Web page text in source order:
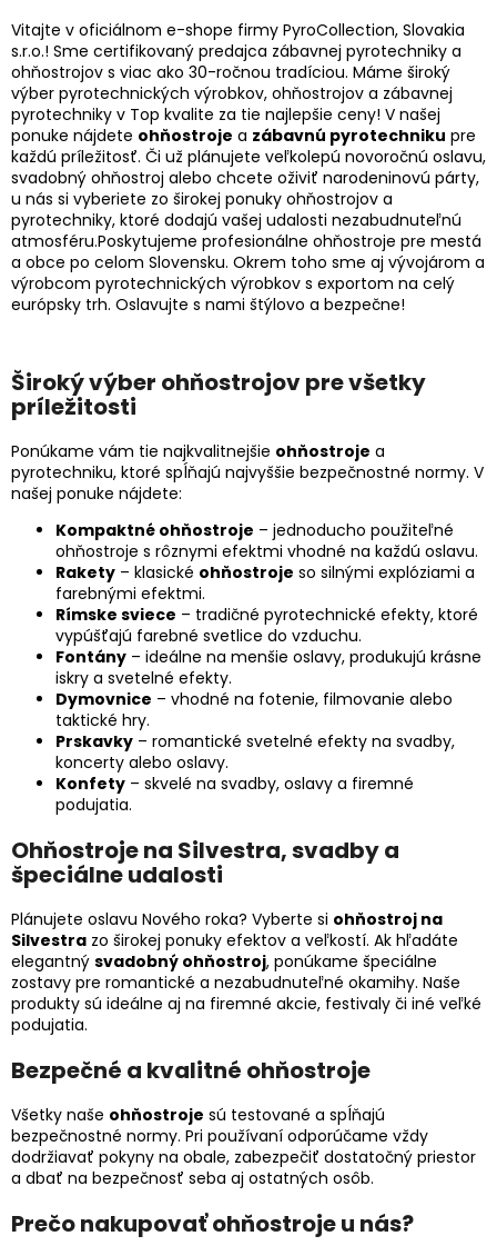
Vitajte v oficiálnom e-shope firmy PyroCollection, Slovakia
s.r.o.! Sme certifikovaný predajca zábavnej pyrotechniky a
ohňostrojov s viac ako 30-ročnou tradíciou. Máme široký
výber pyrotechnických výrobkov, ohňostrojov a zábavnej
pyrotechniky v Top kvalite za tie najlepšie ceny! V našej
ponuke nájdete ohňostroje a zábavnú pyrotechniku pre
každú príležitosť. Či už plánujete veľkolepú novoročnú oslavu,
svadobný ohňostroj alebo chcete oživiť narodeninovú párty,
u nás si vyberiete zo širokej ponuky ohňostrojov a
pyrotechniky, ktoré dodajú vašej udalosti nezabudnuteľnú
atmosféru.Poskytujeme profesionálne ohňostroje pre mestá
a obce po celom Slovensku. Okrem toho sme aj vývojárom a
výrobcom pyrotechnických výrobkov s exportom na celý
európsky trh. Oslavujte s nami štýlovo a bezpečne!
Široký výber ohňostrojov pre všetky
príležitosti
Ponúkame vám tie najkvalitnejšie ohňostroje a
pyrotechniku, ktoré spĺňajú najvyššie bezpečnostné normy. V
našej ponuke nájdete:
Kompaktné ohňostroje – jednoducho použiteľné
ohňostroje s rôznymi efektmi vhodné na každú oslavu.
Rakety – klasické ohňostroje so silnými explóziami a
farebnými efektmi.
Rímske sviece – tradičné pyrotechnické efekty, ktoré
vypúšťajú farebné svetlice do vzduchu.
Fontány – ideálne na menšie oslavy, produkujú krásne
iskry a svetelné efekty.
Dymovnice – vhodné na fotenie, filmovanie alebo
taktické hry.
Prskavky – romantické svetelné efekty na svadby,
koncerty alebo oslavy.
Konfety – skvelé na svadby, oslavy a firemné
podujatia.
Ohňostroje na Silvestra, svadby a
špeciálne udalosti
Plánujete oslavu Nového roka? Vyberte si ohňostroj na
Silvestra zo širokej ponuky efektov a veľkostí. Ak hľadáte
elegantný svadobný ohňostroj, ponúkame špeciálne
zostavy pre romantické a nezabudnuteľné okamihy. Naše
produkty sú ideálne aj na firemné akcie, festivaly či iné veľké
podujatia.
Bezpečné a kvalitné ohňostroje
Všetky naše ohňostroje sú testované a spĺňajú
bezpečnostné normy. Pri používaní odporúčame vždy
dodržiavať pokyny na obale, zabezpečiť dostatočný priestor
a dbať na bezpečnosť seba aj ostatných osôb.
Prečo nakupovať ohňostroje u nás?